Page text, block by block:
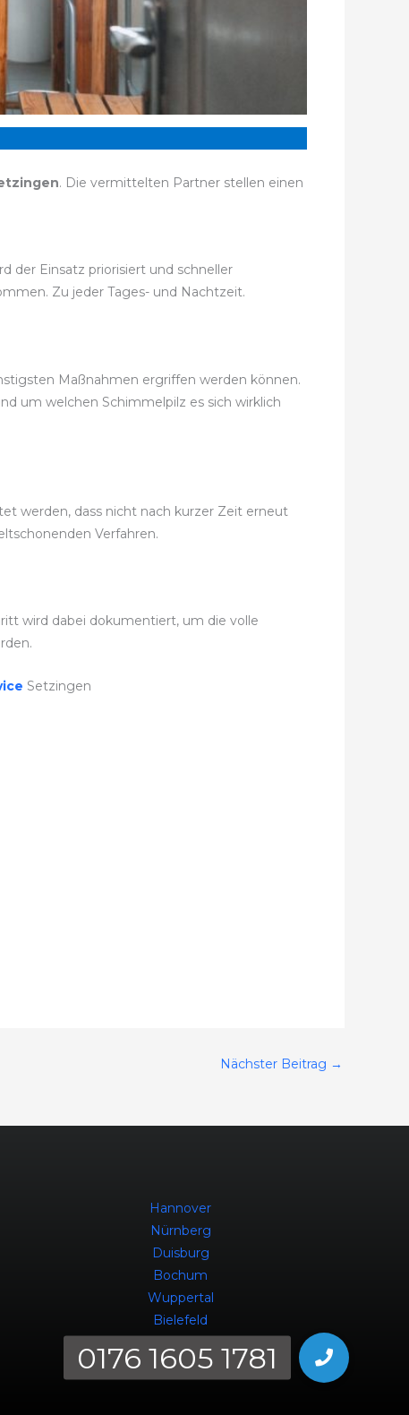
. Die vermittelten Partner stellen einen
der Einsatz priorisiert und schneller
Zu jeder Tages- und Nachtzeit.
Maßnahmen ergriffen werden können.
um welchen Schimmelpilz es sich wirklich
werden, dass nicht nach kurzer Zeit erneut
Verfahren.
wird dabei dokumentiert, um die volle
Setzingen
Nächster Beitrag →
Hannover
Nürnberg
Duisburg
Bochum
Wuppertal
Bielefeld